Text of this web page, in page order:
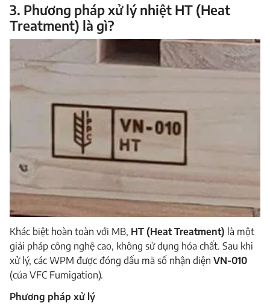
3. Phương pháp xử lý nhiệt HT (Heat
Treatment) là gì?
Khác biệt hoàn toàn với MB, HT (Heat Treatment) là một
giải pháp công nghệ cao, không sử dụng hóa chất. Sau khi
xử lý, các WPM được đóng dấu mã số nhận diện VN-010
(của VFC Fumigation).
Phương pháp xử lý